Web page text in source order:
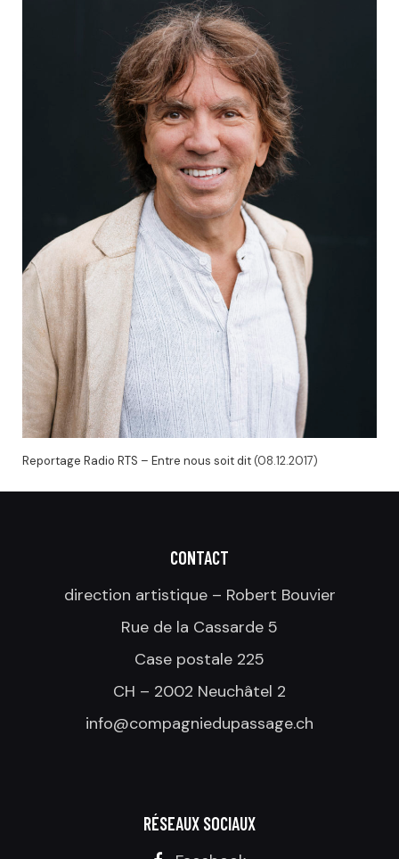
Reportage Radio RTS – Entre nous soit dit(08.12.2017)
CONTACT
direction artistique – Robert Bouvier
Rue de la Cassarde 5
Case postale 225
CH – 2002 Neuchâtel 2
info@compagniedupassage.ch
RÉSEAUX SOCIAUX